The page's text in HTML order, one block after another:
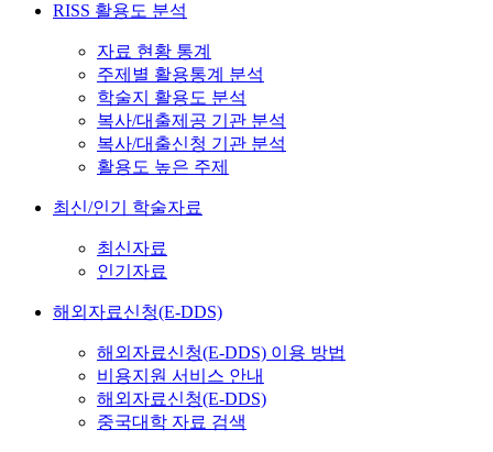
RISS 활용도 분석
자료 현황 통계
주제별 활용통계 분석
학술지 활용도 분석
복사/대출제공 기관 분석
복사/대출신청 기관 분석
활용도 높은 주제
최신/인기 학술자료
최신자료
인기자료
해외자료신청(E-DDS)
해외자료신청(E-DDS) 이용 방법
비용지원 서비스 안내
해외자료신청(E-DDS)
중국대학 자료 검색